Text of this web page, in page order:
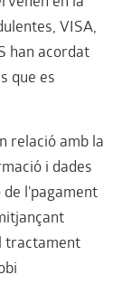
VISA,
han acordat
que es
relació amb la
i dades
de l'pagament
tractament